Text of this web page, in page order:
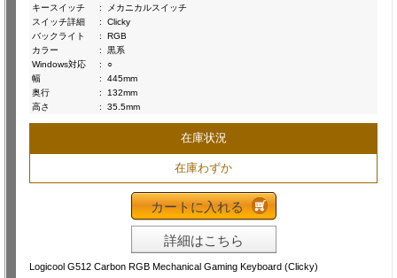
キースイッチ
:
メカニカルスイッチ
スイッチ詳細
:
Clicky
バックライト
:
RGB
カラー
:
黒系
Windows対応
:
○
幅
:
445mm
奥行
:
132mm
高さ
: 35.5mm
在庫状況
在庫わずか
カートに入れる
詳細はこちら
Logicool G512 Carbon RGB Mechanical Gaming Keyboard (Clicky)